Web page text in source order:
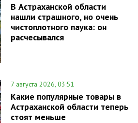
В Астраханской области
нашли страшного, но очень
чистоплотного паука: он
расчесывался
7 августа 2026, 03:51
Какие популярные товары в
Астраханской области теперь
стоят меньше